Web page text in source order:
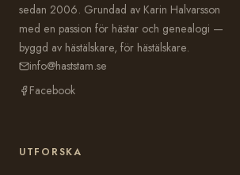
sedan 2006. Grundad av Karin Halvarsson
med en passion för hästar och genealogi —
byggd av hästälskare, för hästälskare.
info@haststam.se
Facebook
UTFORSKA